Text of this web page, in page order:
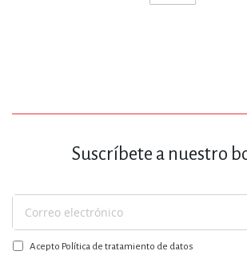
Suscríbete a nuestro
Suscríbase
a
nuestroAcepto Política de tratamiento de datos